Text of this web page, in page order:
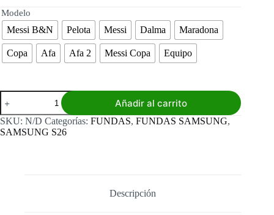
Modelo
Messi B&N Pelota Messi Dalma Maradona
Copa Afa Afa 2 Messi Copa Equipo
Funda
Samsung
S26
Argentina
cantidad
Añadir al carrito
SKU: N/D Categorías: FUNDAS, FUNDAS SAMSUNG,
SAMSUNG S26
Descripción